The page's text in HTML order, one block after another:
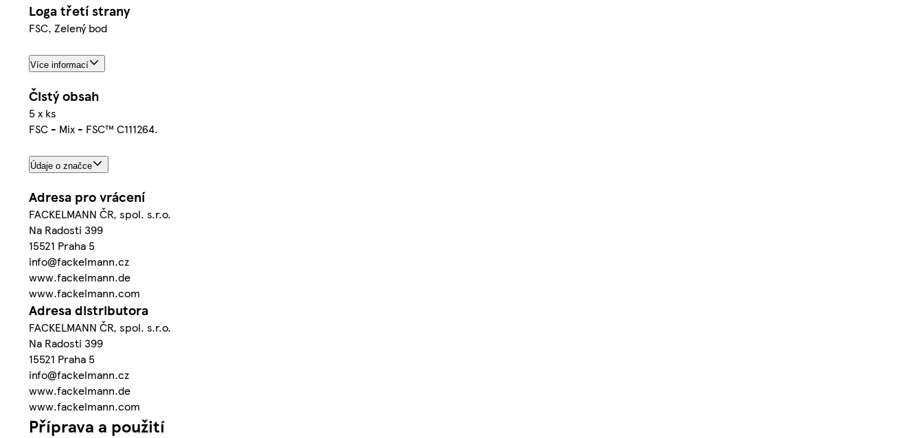
Loga třetí strany
FSC, Zelený bod
Více informací
Čistý obsah
5 x ks
FSC - Mix - FSC™ C111264.
Údaje o značce
Adresa pro vrácení
FACKELMANN ČR, spol. s.r.o.
Na Radosti 399
15521 Praha 5
info@fackelmann.cz
www.fackelmann.de
www.fackelmann.com
Adresa distributora
FACKELMANN ČR, spol. s.r.o.
Na Radosti 399
15521 Praha 5
info@fackelmann.cz
www.fackelmann.de
www.fackelmann.com
Příprava a použití